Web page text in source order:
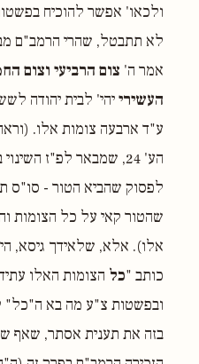
ולכאו' אפשר להוכיח
לא תתבטל, שהרי הרמב"ם
אמר ה' צום הרביעי וצום
העשירייהי' לבית יהודה
הע' 24, שמבאר לפ"ז
לפסוק שהביא הטור - סו"ס
שהטור קאי על כל הצומות
אלו). אלא, שלאידך גיסא,
כותב "כל הצומות האלו
ובפשטות צ"ע מה בא ה"כל"
בזה את תענית אסתר, שאף